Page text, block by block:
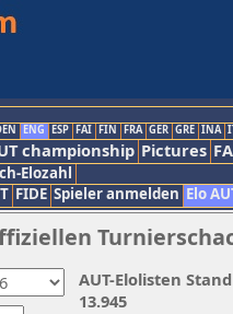
ENG ESP FAI FIN FRA GER GRE INA
championship Pictures
Elozahl
FIDE Spieler anmelden Elo
AUT-Elolisten
13.945